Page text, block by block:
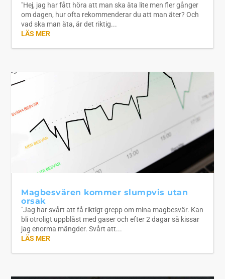
"Hej, jag har fått höra att man ska äta lite men fler gånger
om dagen, hur ofta rekommenderar du att man äter? Och
vad ska man äta, är det riktig...
LÄS MER
Magbesvären kommer slumpvis utan
orsak
"Jag har svårt att få riktigt grepp om mina magbesvär. Kan
bli otroligt uppblåst med gaser och efter 2 dagar så kissar
jag enorma mängder. Svårt att...
LÄS MER